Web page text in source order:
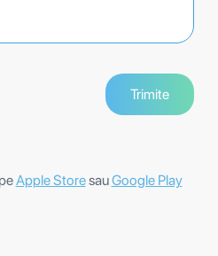
Apple StoresauGoogle Play